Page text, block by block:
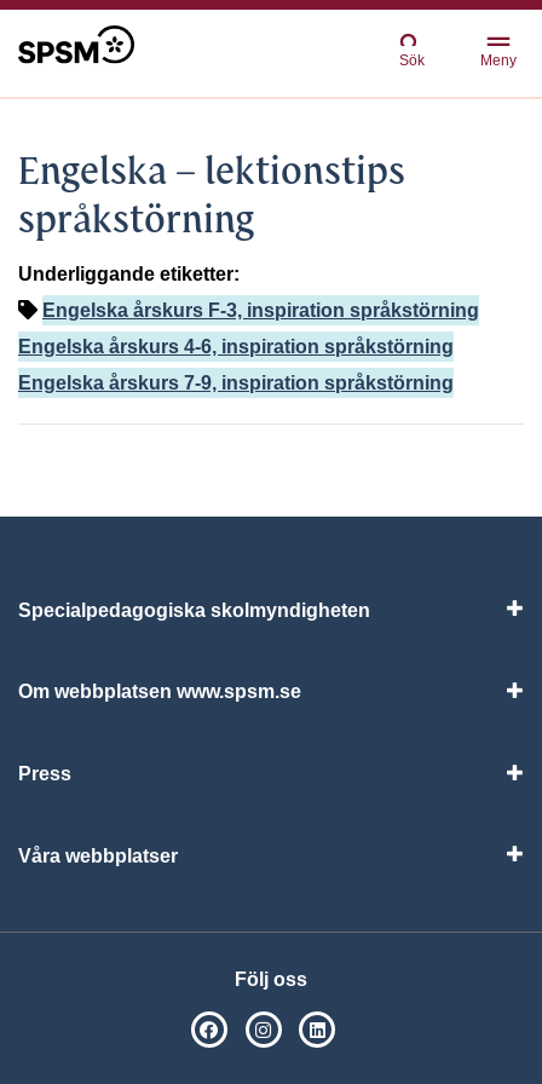
Sök Meny
Engelska – lektionstips
språkstörning
Underliggande etiketter:
Engelska årskurs F-3, inspiration språkstörning
Engelska årskurs 4-6, inspiration språkstörning
Engelska årskurs 7-9, inspiration språkstörning
Specialpedagogiska skolmyndigheten
Om webbplatsen www.spsm.se
Press
Våra webbplatser
Följ oss
SPSM på Facebook
SPSM på Instagram